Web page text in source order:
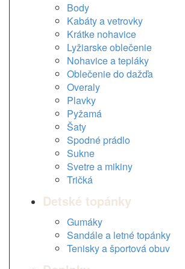
Body
Kabáty a vetrovky
Krátke nohavice
Lyžiarske oblečenie
Nohavice a tepláky
Oblečenie do dažďa
Overaly
Plavky
Pyžamá
Šaty
Spodné prádlo
Sukne
Svetre a mikiny
Tričká
Detské topánky
Gumáky
Sandále a letné topánky
Tenisky a športová obuv